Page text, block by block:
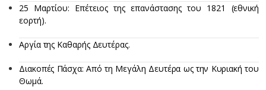
25 Μαρτίου: Επέτειος της επανάστασης του 1821 (εθνική
εορτή).
Αργία της Καθαρής Δευτέρας.
Διακοπές Πάσχα: Από τη Μεγάλη Δευτέρα ως την Κυριακή του
Θωμά.